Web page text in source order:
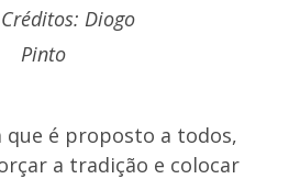
Créditos: Diogo
Pinto
que é proposto a todos,
a tradição e colocar